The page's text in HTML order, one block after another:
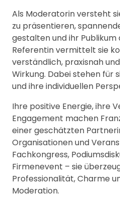
Als Moderatorin versteht
zu präsentieren,
gestalten und ihr Publikum
Referentin vermittelt sie
verständlich, praxisnah
Wirkung. Dabei stehen für
und ihre individuellen
Ihre positive Energie, ihre
Engagement machen
einer geschätzten
Organisationen und
Fachkongress,
Firmenevent – sie
Professionalität, Charme
Moderation.